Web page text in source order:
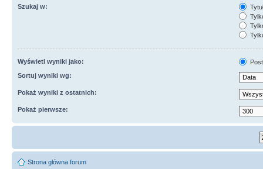
Szukaj w:
Wyświetl wyniki jako:
Sortuj wyniki wg:
Pokaż wyniki z ostatnich:
Pokaż pierwsze:
Strona główna forum